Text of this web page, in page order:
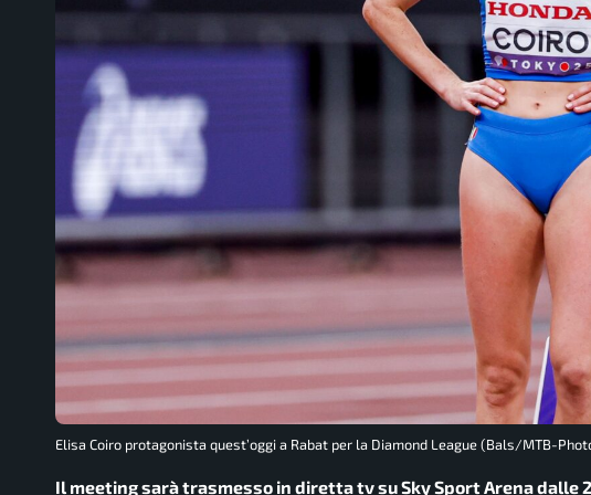
Elisa Coiro protagonista quest’oggi a Rabat per la Diamond League (Bals/MTB-
Il meeting sarà trasmesso in diretta tv su Sky Sport Arena dalle